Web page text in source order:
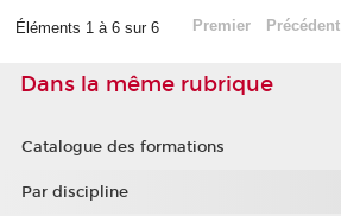
Éléments 1 à 6 sur 6 Premier Précédent
Dans la même rubrique
Catalogue des formations
Par discipline